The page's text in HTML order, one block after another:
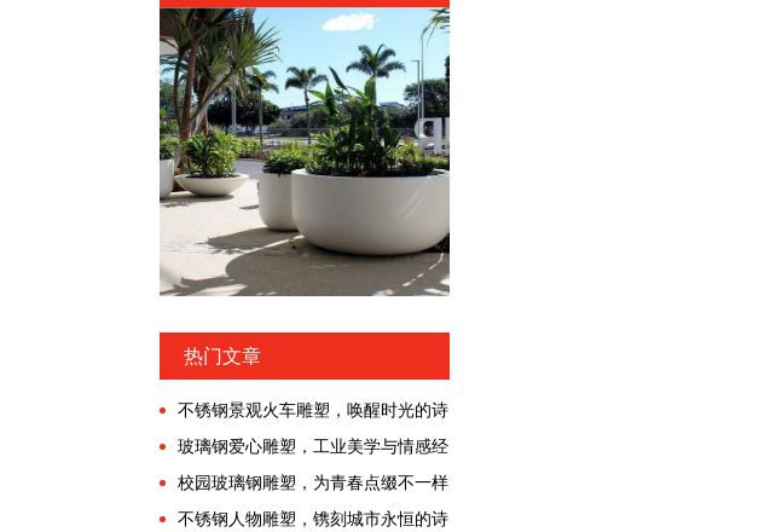
热门文章
不锈钢景观火车雕塑，唤醒时光的诗
意漫游!
玻璃钢爱心雕塑，工业美学与情感经
济交融的时代!
校园玻璃钢雕塑，为青春点缀不一样
的色彩!
不锈钢人物雕塑，镌刻城市永恒的诗